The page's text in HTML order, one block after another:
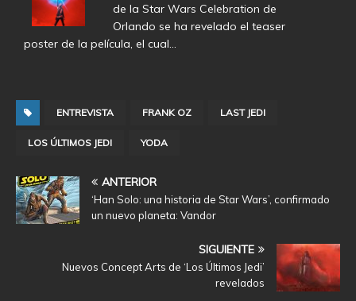
de la Star Wars Celebration de
Orlando se ha revelado el teaser
poster de la película, el cual…
ENTREVISTA FRANK OZ LAST JEDI
LOS ÚLTIMOS JEDI YODA
ANTERIOR
‘Han Solo: una historia de Star Wars’, confirmado
un nuevo planeta: Vandor
SIGUIENTE
Nuevos Concept Arts de ‘Los Últimos Jedi’
revelados